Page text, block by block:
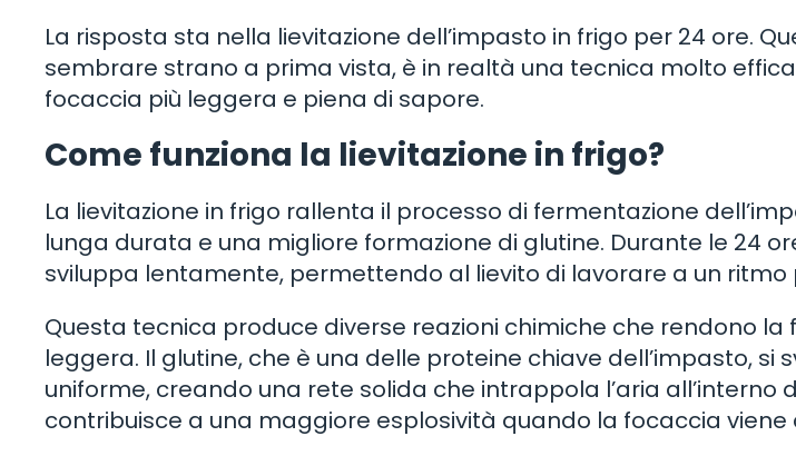
La risposta sta nella lievitazione dell’impasto in frigo per 24 ore.
sembrare strano a prima vista, è in realtà una tecnica molto
focaccia più leggera e piena di sapore.
Come funziona la lievitazione in frigo?
La lievitazione in frigo rallenta il processo di fermentazione
lunga durata e una migliore formazione di glutine. Durante le 24
sviluppa lentamente, permettendo al lievito di lavorare a un ritmo
Questa tecnica produce diverse reazioni chimiche che rendono la
leggera. Il glutine, che è una delle proteine chiave dell’impasto, si
uniforme, creando una rete solida che intrappola l’aria all’interno
contribuisce a una maggiore esplosività quando la focaccia viene